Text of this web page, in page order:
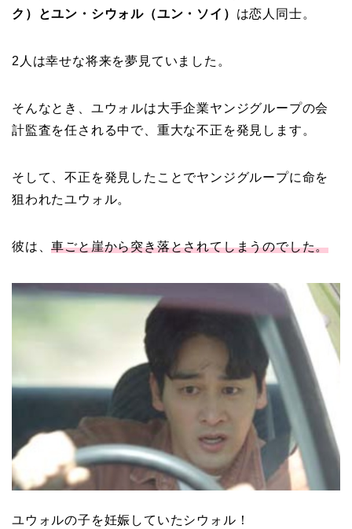
ク）とユン・シウォル（ユン・ソイ） は恋人同士。
2人は幸せな将来を夢見ていました。
そんなとき、ユウォルは大手企業ヤンジグループの会
計監査を任される中で、重大な不正を発見します。
そして、不正を発見したことでヤンジグループに命を
狙われたユウォル。
彼は、車ごと崖から突き落とされてしまうのでした。
ユウォルの子を妊娠していたシウォル！